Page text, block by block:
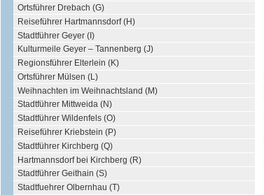
Ortsführer Drebach (G)
Reiseführer Hartmannsdorf (H)
Stadtführer Geyer (I)
Kulturmeile Geyer – Tannenberg (J)
Regionsführer Elterlein (K)
Ortsführer Mülsen (L)
Weihnachten im Weihnachtsland (M)
Stadtführer Mittweida (N)
Stadtführer Wildenfels (O)
Reiseführer Kriebstein (P)
Stadtführer Kirchberg (Q)
Hartmannsdorf bei Kirchberg (R)
Stadtführer Geithain (S)
Stadtfuehrer Olbernhau (T)